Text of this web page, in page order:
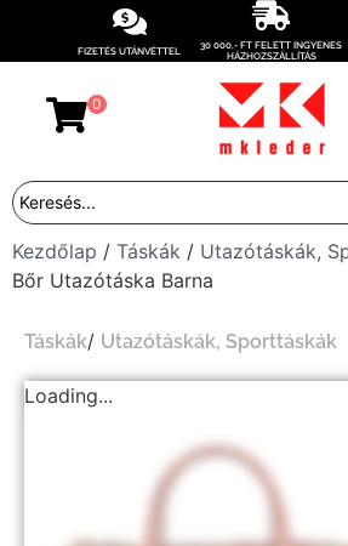
FIZETÉS UTÁNVÉTTEL
30 000,- FT FELETT INGYENES
HÁZHOZSZÁLLÍTÁS
0
Kezdőlap / Táskák / Utazótáskák,
Bőr Utazótáska Barna
Táskák/ Utazótáskák, Sporttáskák
Loading...